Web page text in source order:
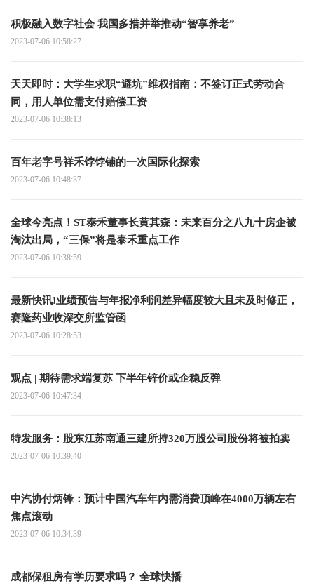
积极融入数字社会 我国多措并举推动“智享养老”
2023-07-06 10:58:27
天天即时：大学生求职“避坑”维权指南：不签订正式劳动合
同，用人单位需支付赔偿工资
2023-07-06 10:38:13
百年老字号祥禾饽饽铺的一次国际化探索
2023-07-06 10:48:37
全球今亮点！ST泰禾董事长黄其森：未来百分之八九十房企被
淘汰出局，“三保”将是泰禾重点工作
2023-07-06 10:38:59
最新快讯!业绩预告与年报净利润差异幅度较大且未及时修正，
赛隆药业收深交所监管函
2023-07-06 10:28:53
观点 | 期待需求端复苏 下半年锌价或企稳反弹
2023-07-06 10:47:34
特发服务：股东江苏南通三建所持320万股公司股份将被拍卖
2023-07-06 10:39:40
中汽协付炳锋：预计中国汽车年内需消费顶峰在4000万辆左右
焦点滚动
2023-07-06 10:34:39
成都保租房有学历要求吗？ 全球快播